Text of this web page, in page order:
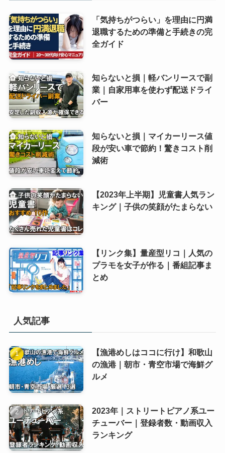
「気持ちがつらい」を理由に円満
退職するための準備と手続きの完
全ガイド
知らないと損｜軽バンリースで副
業｜自家用車を使わず配送ドライ
バー
知らないと損｜マイカーリース値
段が安い車で節約！驚きコスト削
減術
【2023年上半期】児童書人気ラン
キング｜子供の笑顔がたまらない
【リンク集】量産型リコ｜人気の
プラモを女子が作る｜番組記事ま
とめ
人気記事
【漁港めしはココに行け】和歌山
の漁港｜朝市・青空市場で海鮮グ
ルメ
2023年｜ストリートピアノ系ユー
チューバー｜登録者数・動画収入
ランキング